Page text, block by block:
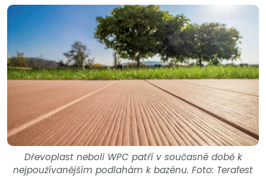
Dřevoplast neboli WPC patří v současné době k
nejpoužívanějším podlahám k bazénu. Foto: Terafest